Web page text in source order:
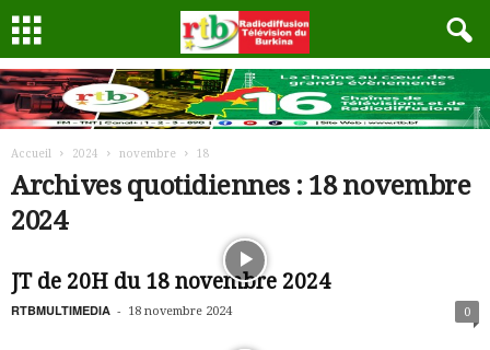
Accueil 2024 novembre 18
Archives quotidiennes : 18 novembre
2024
JT de 20H du 18 novembre 2024
RTBMULTIMEDIA - 18 novembre 2024 0